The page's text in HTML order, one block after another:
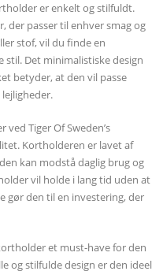
er enkelt og stilfuldt.
der passer til enhver smag og
stof, vil du finde en
Det minimalistiske design
betyder, at den vil passe
Tiger Of Sweden’s
Kortholderen er lavet af
kan modstå daglig brug og
vil holde i lang tid uden at
gør den til en investering, der
et must-have for den
og stilfulde design er den ideel